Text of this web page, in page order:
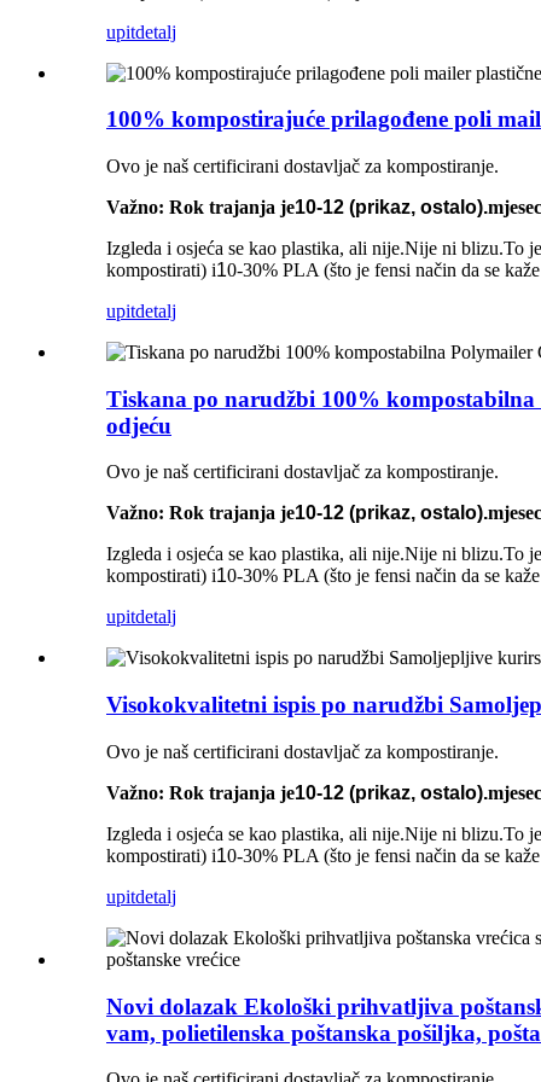
upitdetalj
100% kompostirajuće prilagođene poli
Ovo je naš certificirani dostavljač za kompostiranje.
Važno: Rok trajanja je10-12 (prikaz, ostalo).
Izgleda i osjeća se kao plastika, ali nije.Nije ni blizu.To
kompostirati) i10-30% PLA (što je fensi način da se
upitdetalj
Tiskana po narudžbi 100%
odjeću
Ovo je naš certificirani dostavljač za kompostiranje.
Važno: Rok trajanja je10-12 (prikaz, ostalo).
Izgleda i osjeća se kao plastika, ali nije.Nije ni blizu.To
kompostirati) i10-30% PLA (što je fensi način da se
upitdetalj
Visokokvalitetni ispis po narudžbi
Ovo je naš certificirani dostavljač za kompostiranje.
Važno: Rok trajanja je10-12 (prikaz, ostalo).
Izgleda i osjeća se kao plastika, ali nije.Nije ni blizu.To
kompostirati) i10-30% PLA (što je fensi način da se
upitdetalj
Novi dolazak Ekološki prihvatljiva
vam, polietilenska poštanska pošiljka,